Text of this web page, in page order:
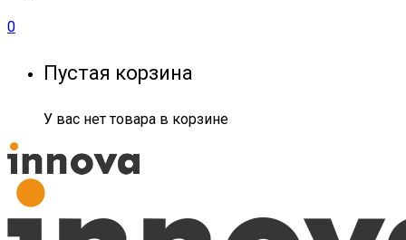
0
Пустая корзина
У вас нет товара в корзине